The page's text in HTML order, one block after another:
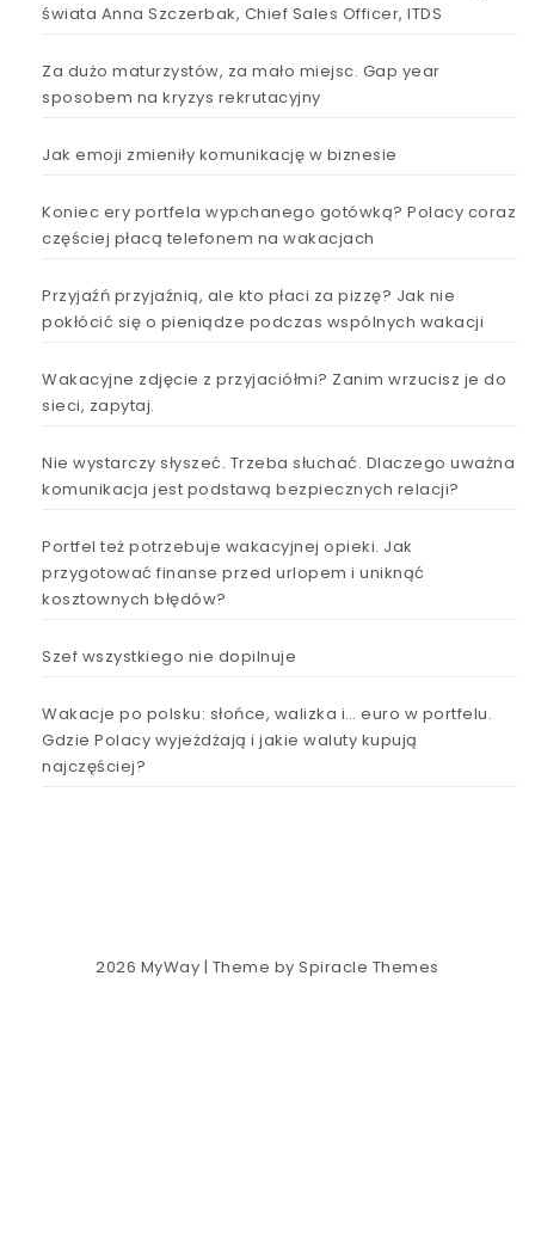
świata Anna Szczerbak, Chief Sales Officer, ITDS
Za dużo maturzystów, za mało miejsc. Gap year
sposobem na kryzys rekrutacyjny
Jak emoji zmieniły komunikację w biznesie
Koniec ery portfela wypchanego gotówką? Polacy coraz
częściej płacą telefonem na wakacjach
Przyjaźń przyjaźnią, ale kto płaci za pizzę? Jak nie
pokłócić się o pieniądze podczas wspólnych wakacji
Wakacyjne zdjęcie z przyjaciółmi? Zanim wrzucisz je do
sieci, zapytaj.
Nie wystarczy słyszeć. Trzeba słuchać. Dlaczego uważna
komunikacja jest podstawą bezpiecznych relacji?
Portfel też potrzebuje wakacyjnej opieki. Jak
przygotować finanse przed urlopem i uniknąć
kosztownych błędów?
Szef wszystkiego nie dopilnuje
Wakacje po polsku: słońce, walizka i… euro w portfelu.
Gdzie Polacy wyjeżdżają i jakie waluty kupują
najczęściej?
2026 MyWay | Theme bySpiracle Themes